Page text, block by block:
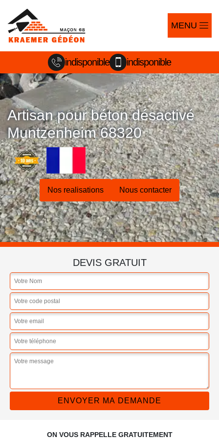
MENU
indisponible indisponible
Artisan pour béton désactivé
Muntzenheim 68320
Nos realisations Nous contacter
DEVIS GRATUIT
ON VOUS RAPPELLE GRATUITEMENT